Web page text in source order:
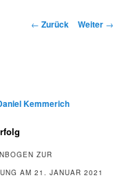
Beitrags-
← Zurück Weiter →
Kemmerich
ZUR
AM 21. JANUAR 2021